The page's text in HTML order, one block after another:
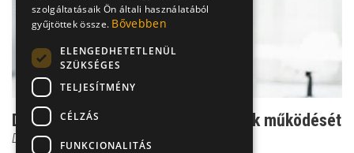
Dr. Czeizel: Így figyeld a petefészek működését
Dr. Czeizel Endre
szolgáltatásaik Ön általi használatából
gyűjtöttek össze. Bővebben
ELENGEDHETETLENÜL
SZÜKSÉGES
TELJESÍTMÉNY
CÉLZÁS
FUNKCIONALITÁS